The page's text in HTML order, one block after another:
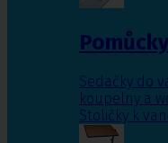
Sedačky do
koupelny a
Stoličky k